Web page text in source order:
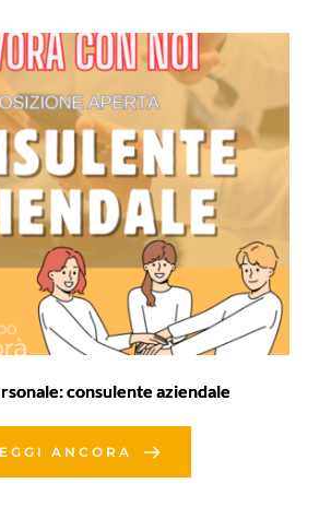
consulente aziendale
ANCORA